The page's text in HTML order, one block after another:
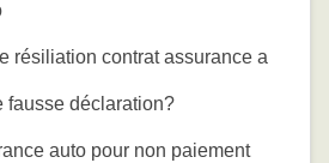
résiliation contrat assurance a
fausse déclaration?
auto pour non paiement